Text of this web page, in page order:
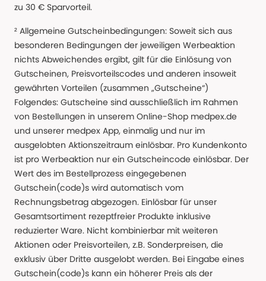
zu 30 € Sparvorteil.
² Allgemeine Gutscheinbedingungen: Soweit sich aus
besonderen Bedingungen der jeweiligen Werbeaktion
nichts Abweichendes ergibt, gilt für die Einlösung von
Gutscheinen, Preisvorteilscodes und anderen insoweit
gewährten Vorteilen (zusammen „Gutscheine“)
Folgendes: Gutscheine sind ausschließlich im Rahmen
von Bestellungen in unserem Online-Shop medpex.de
und unserer medpex App, einmalig und nur im
ausgelobten Aktionszeitraum einlösbar. Pro Kundenkonto
ist pro Werbeaktion nur ein Gutscheincode einlösbar. Der
Wert des im Bestellprozess eingegebenen
Gutschein(code)s wird automatisch vom
Rechnungsbetrag abgezogen. Einlösbar für unser
Gesamtsortiment rezeptfreier Produkte inklusive
reduzierter Ware. Nicht kombinierbar mit weiteren
Aktionen oder Preisvorteilen, z.B. Sonderpreisen, die
exklusiv über Dritte ausgelobt werden. Bei Eingabe eines
Gutschein(code)s kann ein höherer Preis als der